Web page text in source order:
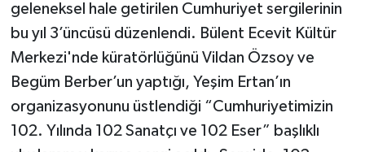
geleneksel hale getirilen Cumhuriyet sergilerinin
bu yıl 3’üncüsü düzenlendi. Bülent Ecevit Kültür
Merkezi'nde küratörlüğünü Vildan Özsoy ve
Begüm Berber’un yaptığı, Yeşim Ertan’ın
organizasyonunu üstlendiği “Cumhuriyetimizin
102. Yılında 102 Sanatçı ve 102 Eser” başlıklı